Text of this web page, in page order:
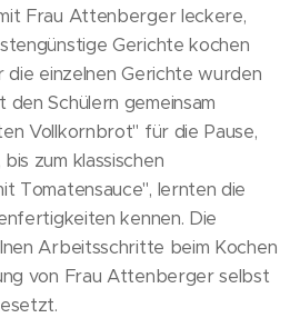
Frau Attenberger leckere,
Gerichte kochen
einzelnen Gerichte wurden
Schülern gemeinsam
Vollkornbrot" für die Pause,
zum klassischen
Tomatensauce", lernten die
kennen. Die
Arbeitsschritte beim Kochen
von Frau Attenberger selbst